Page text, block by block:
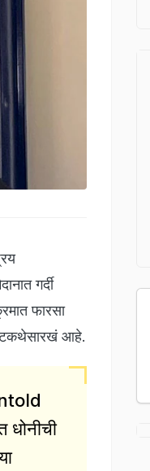
गर्दी
फारसा
पटकथेसारखं आहे.
धोनीची